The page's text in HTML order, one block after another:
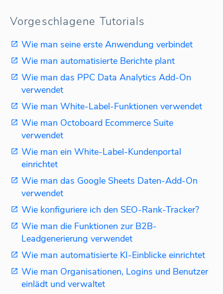
Vorgeschlagene Tutorials
Wie man seine erste Anwendung verbindet
Wie man automatisierte Berichte plant
Wie man das PPC Data Analytics Add-On
verwendet
Wie man White-Label-Funktionen verwendet
Wie man Octoboard Ecommerce Suite
verwendet
Wie man ein White-Label-Kundenportal
einrichtet
Wie man das Google Sheets Daten-Add-On
verwendet
Wie konfiguriere ich den SEO-Rank-Tracker?
Wie man die Funktionen zur B2B-
Leadgenerierung verwendet
Wie man automatisierte KI-Einblicke einrichtet
Wie man Organisationen, Logins und Benutzer
einlädt und verwaltet